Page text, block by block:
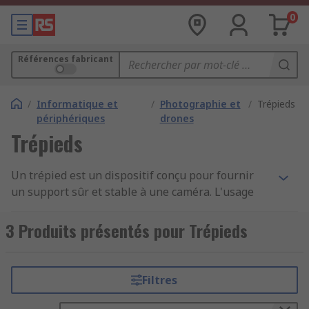
0
Références fabricant
/ Informatique et
périphériques
/ Photographie et
drones
/ Trépieds
Trépieds
Un trépied est un dispositif conçu pour fournir
un support sûr et stable à une caméra. L'usage
et d'une exposition correcte même dans une
situation de faible éclairage et lorsqu'un long
un élément essentiel pour tous les
photographes.
3 Produits présentés pour Trépieds
Filtres